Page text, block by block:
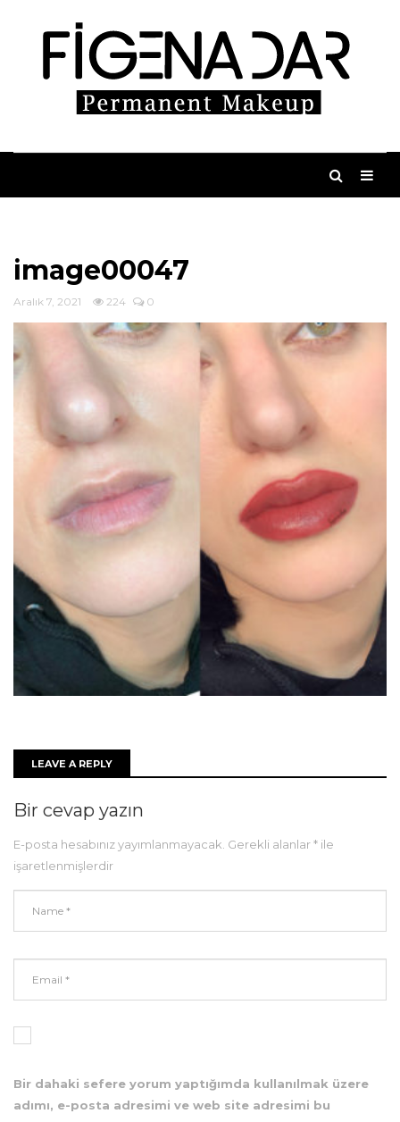
image00047
Aralık 7, 2021 224 0
LEAVE A REPLY
Bir cevap yazın
E-posta hesabınız yayımlanmayacak. Gerekli alanlar* ile
işaretlenmişlerdir
Bir dahaki sefere yorum yaptığımda kullanılmak üzere
adımı, e-posta adresimi ve web site adresimi bu